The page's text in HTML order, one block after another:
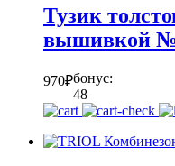
Тузик
вышивкой
970₽бонус:
48